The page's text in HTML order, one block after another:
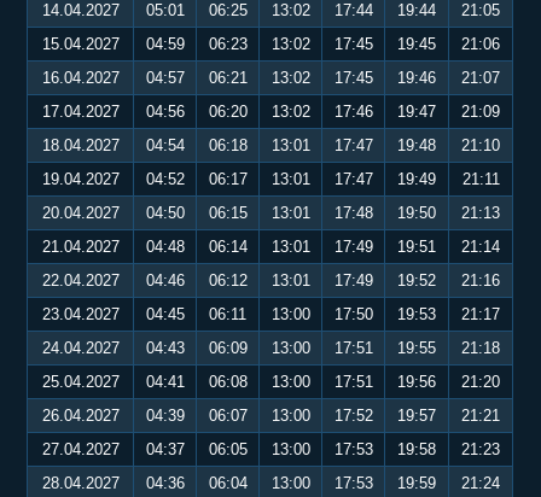
14.04.2027 05:01 06:25 13:02 17:44 19:44
21:05
15.04.2027
04:59 06:23 13:02 17:45 19:45
21:06
16.04.2027
04:57 06:21 13:02 17:45 19:46
21:07
17.04.2027
04:56 06:20 13:02 17:46 19:47
21:09
18.04.2027
04:54 06:18 13:01 17:47 19:48
21:10
19.04.2027
04:52 06:17 13:01 17:47 19:49
21:11
20.04.2027
04:50 06:15 13:01 17:48 19:50
21:13
21.04.2027
04:48 06:14 13:01 17:49 19:51
21:14
22.04.2027
04:46 06:12 13:01 17:49 19:52
21:16
23.04.2027
04:45 06:11 13:00 17:50 19:53
21:17
24.04.2027
04:43 06:09 13:00 17:51 19:55
21:18
25.04.2027
04:41 06:08 13:00 17:51 19:56
21:20
26.04.2027
04:39 06:07 13:00 17:52 19:57
21:21
27.04.2027
04:37 06:05 13:00 17:53 19:58
21:23
28.04.2027
04:36 06:04 13:00 17:53 19:59
21:24